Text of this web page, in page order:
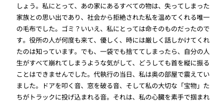
しょう。私にとって、あの家にあるすべての物は、失ってしまった
家族との思い出であり、社会から拒絶された私を温めてくれる唯一
の毛布でした。ゴミ？いいえ、私にとっては命そのものだったので
す。役所の人が何度も来て、優しく、時には厳しく話しかけてくれ
たのは知っています。でも、一袋でも捨ててしまったら、自分の人
生がすべて崩れてしまうような気がして、どうしても首を縦に振る
ことはできませんでした。代執行の当日、私は奥の部屋で震えてい
ました。ドアを叩く音、窓を破る音、そして私の大切な「宝物」た
ちがトラックに投げ込まれる音。それは、私の心臓を素手で掴まれ